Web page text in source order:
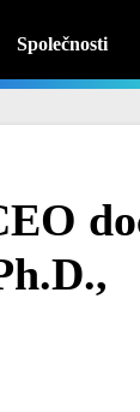
Společnosti